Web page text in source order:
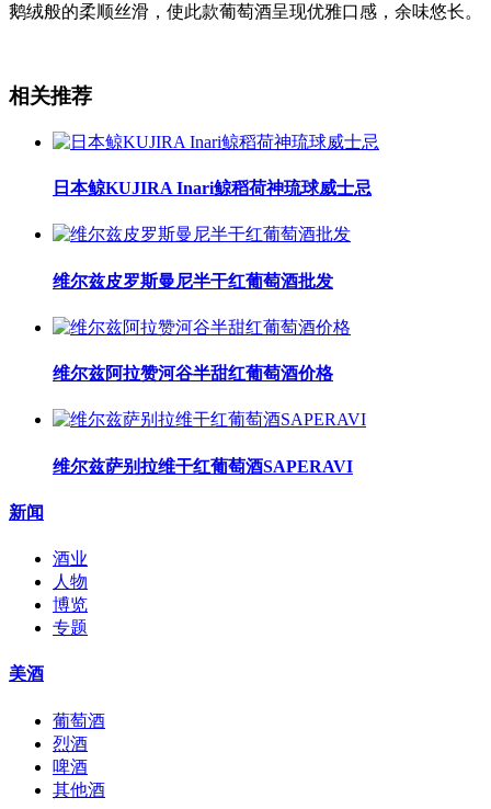
鹅绒般的柔顺丝滑，使此款葡萄酒呈现优雅口感，余味悠长。
相关推荐
日本鲸KUJIRA Inari鲸稻荷神琉球威士忌
维尔兹皮罗斯曼尼半干红葡萄酒批发
维尔兹阿拉赞河谷半甜红葡萄酒价格
维尔兹萨别拉维干红葡萄酒SAPERAVI
新闻
酒业
人物
博览
专题
美酒
葡萄酒
烈酒
啤酒
其他酒